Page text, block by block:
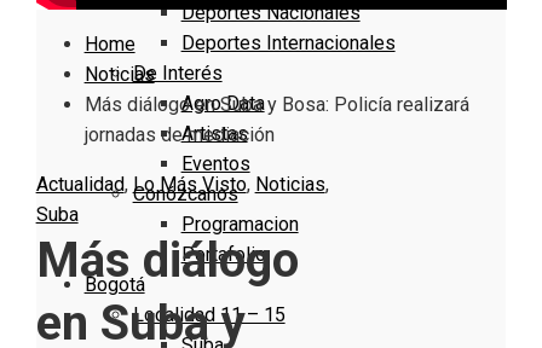
Deportes Nacionales
Deportes Internacionales
De Interés
Agro Data
Artistas
Eventos
Conózcanos
Programacion
Portafolio
Bogotá
Localidad 11 – 15
Home
Noticias
Más diálogo en Suba y Bosa: Policía realizará
jornadas de mediación
Actualidad, Lo Más Visto, Noticias,
Suba
Más diálogo
en Suba y